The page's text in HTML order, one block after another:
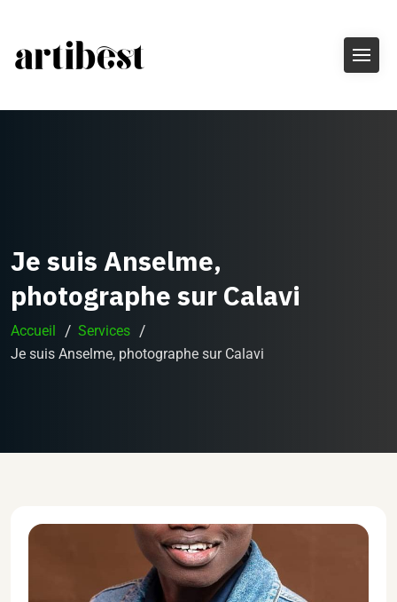
Je suis Anselme,
photographe sur Calavi
Accueil
Services
Je suis Anselme, photographe sur Calavi